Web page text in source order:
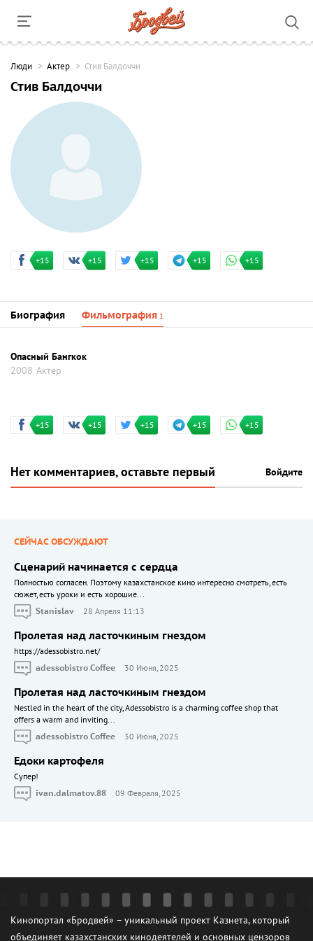
Люди Актер Стив Балдоччи
Стив Балдоччи
+15 +15 +15 +15 +15
Биография Фильмография 1
Опасный Бангкок
2008 Актер
+15 +15 +15 +15 +15
Нет комментариев, оставьте первый Войдите
СЕЙЧАС ОБСУЖДАЮТ
Сценарий начинается с сердца
Полностью согласен. Поэтому казахстанское кино интересно смотреть, есть
сюжет, есть уроки и есть хорошие...
Stanislav
28 Апреля 11:13
Пролетая над ласточкиным гнездом
https://adessobistro.net/
adessobistro Coffee
30 Июня, 2025
Пролетая над ласточкиным гнездом
Nestled in the heart of the city, Adessobistro is a charming coffee shop that
offers a warm and inviting...
adessobistro Coffee
30 Июня, 2025
Едоки картофеля
Cупер!
ivan.dalmatov.88
09 Февраля, 2025
Кинопортал «Бродвей» – уникальный проект Казнета, который
объединяет казахстанских кинодеятелей и основных цензоров